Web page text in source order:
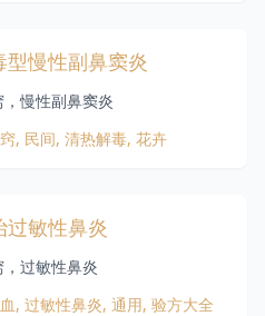
型慢性副鼻窦炎
慢性副鼻窦炎
, 民间, 清热解毒, 花卉
过敏性鼻炎
过敏性鼻炎
, 过敏性鼻炎, 通用, 验方大全